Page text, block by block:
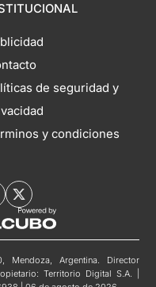
de seguridad y
y condiciones
Mendoza, Argentina. Director
Territorio Digital S.A. |